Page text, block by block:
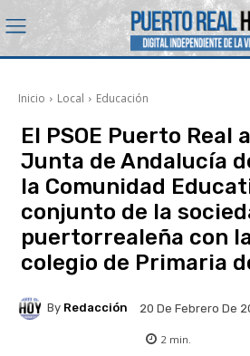
Inicio Local Educación
El PSOE Puerto Real
Junta de Andalucía
la Comunidad
conjunto de la
puertorrealeña con
colegio de Primaria
By Redacción 20 De Febrero De
2 min.